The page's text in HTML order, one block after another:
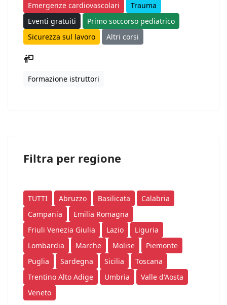
Emergenze cardiovascolari
Trauma
Eventi gratuiti
Primo soccorso pediatrico
Sicurezza sul lavoro
Altri corsi
Formazione istruttori
Filtra per regione
TUTTI Abruzzo Basilicata
Calabria
Campania
Emilia Romagna
Friuli Venezia Giulia
Lazio
Liguria
Lombardia
Marche Molise
Piemonte
Puglia
Sardegna Sicilia
Toscana
Trentino Alto Adige
Umbria
Valle d'Aosta
Veneto